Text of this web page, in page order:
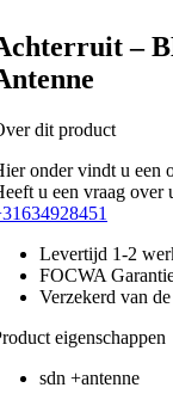
–
dit product
onder vindt u een
u een vraag over
Levertijd 1-2
FOCWA
Verzekerd van
eigenschappen
sdn +antenne